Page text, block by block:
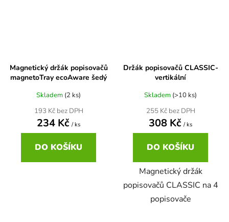
Magnetický držák popisovačů
magnetoTray ecoAware šedý
Skladem (2 ks)
193 Kč bez DPH
234 Kč / ks
DO KOŠÍKU
Držák popisovačů CLASSIC-
vertikální
Skladem (>10 ks)
255 Kč bez DPH
308 Kč / ks
DO KOŠÍKU
Magnetický držák
popisovačů CLASSIC na 4
popisovače